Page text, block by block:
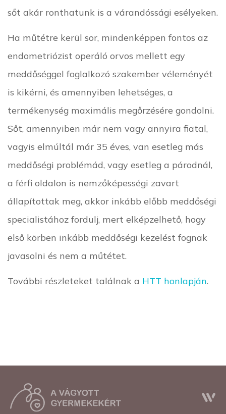
sőt akár ronthatunk is a várandóssági esélyeken.
Ha műtétre kerül sor, mindenképpen fontos az
endometriózist operáló orvos mellett egy
meddőséggel foglalkozó szakember véleményét
is kikérni, és amennyiben lehetséges, a
termékenység maximális megőrzésére gondolni.
Sőt, amennyiben már nem vagy annyira fiatal,
vagyis elmúltál már 35 éves, van esetleg más
meddőségi problémád, vagy esetleg a párodnál,
a férfi oldalon is nemzőképességi zavart
állapítottak meg, akkor inkább előbb meddőségi
specialistához fordulj, mert elképzelhető, hogy
első körben inkább meddőségi kezelést fognak
javasolni és nem a műtétet.
További részleteket találnak a HTT honlapján.